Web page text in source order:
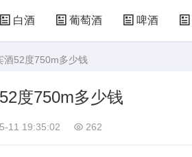
白酒 葡萄酒 啤酒
花茶
酒52度750m多少钱
度750m多少钱
11 19:35:02 262